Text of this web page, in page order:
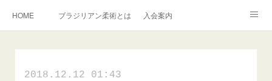
HOME ブラジリアン柔術とは 入会案内
English Information 過去の写真集
2018.12.12 01:43